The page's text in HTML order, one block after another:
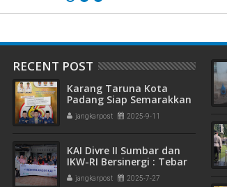
RECENT POST
Karang Taruna Kota
Padang Siap Semarakkan
HUT ke-65 : Dari
Lapangan Hijau hingga
jangkarpost 2025-9-11
KAI Divre II Sumbar dan
IKW-RI Bersinergi : Tebar
Kepedulian Sosial Untuk
Panti Asuhan
jangkarpost 2025-7-27